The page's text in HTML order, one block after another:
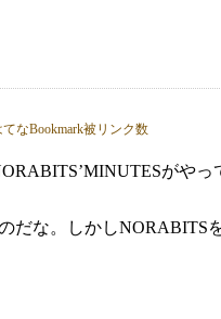
がや
だな。しかしNORABITS